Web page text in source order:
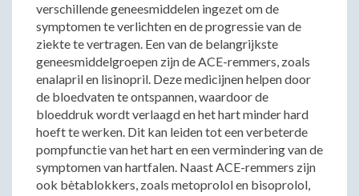
verschillende geneesmiddelen ingezet om de
symptomen te verlichten en de progressie van de
ziekte te vertragen. Een van de belangrijkste
geneesmiddelgroepen zijn de ACE-remmers, zoals
enalapril en lisinopril. Deze medicijnen helpen door
de bloedvaten te ontspannen, waardoor de
bloeddruk wordt verlaagd en het hart minder hard
hoeft te werken. Dit kan leiden tot een verbeterde
pompfunctie van het hart en een vermindering van de
symptomen van hartfalen. Naast ACE-remmers zijn
ook bètablokkers, zoals metoprolol en bisoprolol,